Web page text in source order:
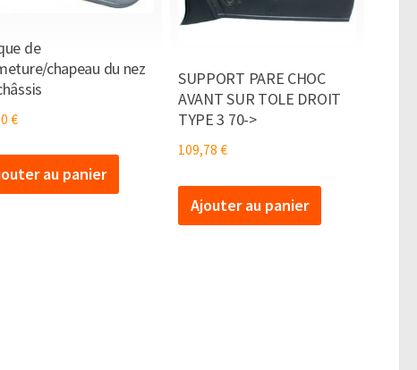
de
chapeau du nez
€
au panier
SUPPORT PARE CHOC
AVANT SUR TOLE DROIT
TYPE 3 70->
109,78 €
Ajouter au panier